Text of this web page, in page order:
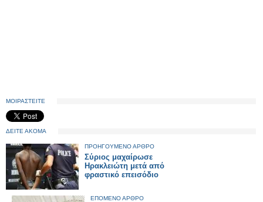
ΜΟΙΡΑΣΤΕΙΤΕ
ΔΕΙΤΕ ΑΚΟΜΑ
ΠΡΟΗΓΟΥΜΕΝΟ ΑΡΘΡΟ
Σύριος μαχαίρωσε
Ηρακλειώτη μετά από
φραστικό επεισόδιο
ΕΠΟΜΕΝΟ ΑΡΘΡΟ